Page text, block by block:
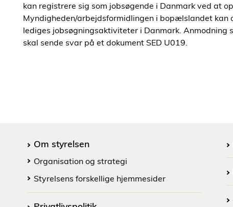
kan registrere sig som jobsøgende i Danmark ved at
Myndigheden/arbejdsformidlingen i bopælslandet kan
lediges jobsøgningsaktiviteter i Danmark. Anmodning
skal sende svar på et dokument SED U019.
Om styrelsen
Organisation og strategi
Styrelsens forskellige hjemmesider